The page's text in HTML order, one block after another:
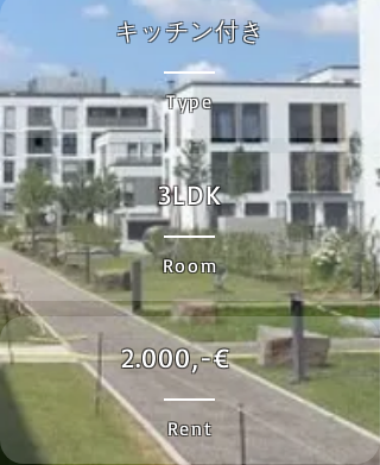
キッチン付き
Type
3LDK
Room
2.000,-€
Rent